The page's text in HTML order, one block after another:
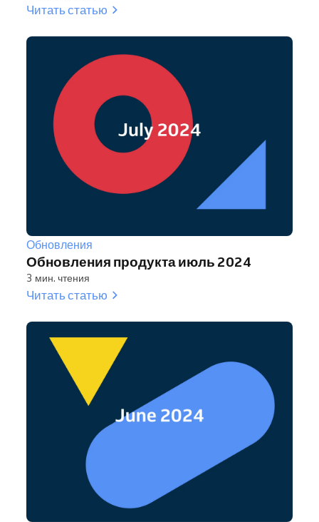
Читать статью
Обновления
Обновления продукта июль 2024
3 мин. чтения
Читать статью